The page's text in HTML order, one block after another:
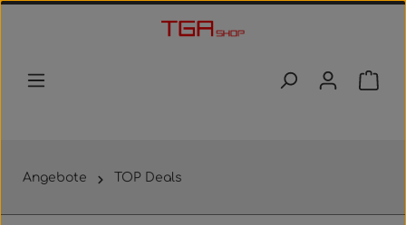
Zum Hauptinhalt springen
Angebote TOP Deals